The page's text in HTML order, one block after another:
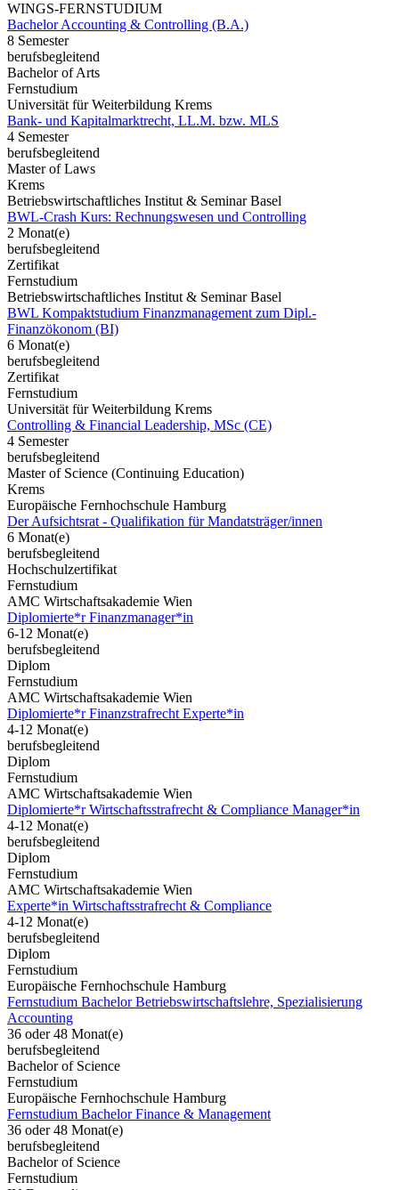
WINGS-FERNSTUDIUM
Bachelor Accounting & Controlling (B.A.)
8 Semester
berufsbegleitend
Bachelor of Arts
Fernstudium
Universität für Weiterbildung Krems
Bank- und Kapitalmarktrecht, LL.M. bzw. MLS
4 Semester
berufsbegleitend
Master of Laws
Krems
Betriebswirtschaftliches Institut & Seminar Basel
BWL-Crash Kurs: Rechnungswesen und Controlling
2 Monat(e)
berufsbegleitend
Zertifikat
Fernstudium
Betriebswirtschaftliches Institut & Seminar Basel
BWL Kompaktstudium Finanzmanagement zum Dipl.-
Finanzökonom (BI)
6 Monat(e)
berufsbegleitend
Zertifikat
Fernstudium
Universität für Weiterbildung Krems
Controlling & Financial Leadership, MSc (CE)
4 Semester
berufsbegleitend
Master of Science (Continuing Education)
Krems
Europäische Fernhochschule Hamburg
Der Aufsichtsrat - Qualifikation für Mandatsträger/innen
6 Monat(e)
berufsbegleitend
Hochschulzertifikat
Fernstudium
AMC Wirtschaftsakademie Wien
Diplomierte*r Finanzmanager*in
6-12 Monat(e)
berufsbegleitend
Diplom
Fernstudium
AMC Wirtschaftsakademie Wien
Diplomierte*r Finanzstrafrecht Experte*in
4-12 Monat(e)
berufsbegleitend
Diplom
Fernstudium
AMC Wirtschaftsakademie Wien
Diplomierte*r Wirtschaftsstrafrecht & Compliance Manager*in
4-12 Monat(e)
berufsbegleitend
Diplom
Fernstudium
AMC Wirtschaftsakademie Wien
Experte*in Wirtschaftsstrafrecht & Compliance
4-12 Monat(e)
berufsbegleitend
Diplom
Fernstudium
Europäische Fernhochschule Hamburg
Fernstudium Bachelor Betriebswirtschaftslehre, Spezialisierung
Accounting
36 oder 48 Monat(e)
berufsbegleitend
Bachelor of Science
Fernstudium
Europäische Fernhochschule Hamburg
Fernstudium Bachelor Finance & Management
36 oder 48 Monat(e)
berufsbegleitend
Bachelor of Science
Fernstudium